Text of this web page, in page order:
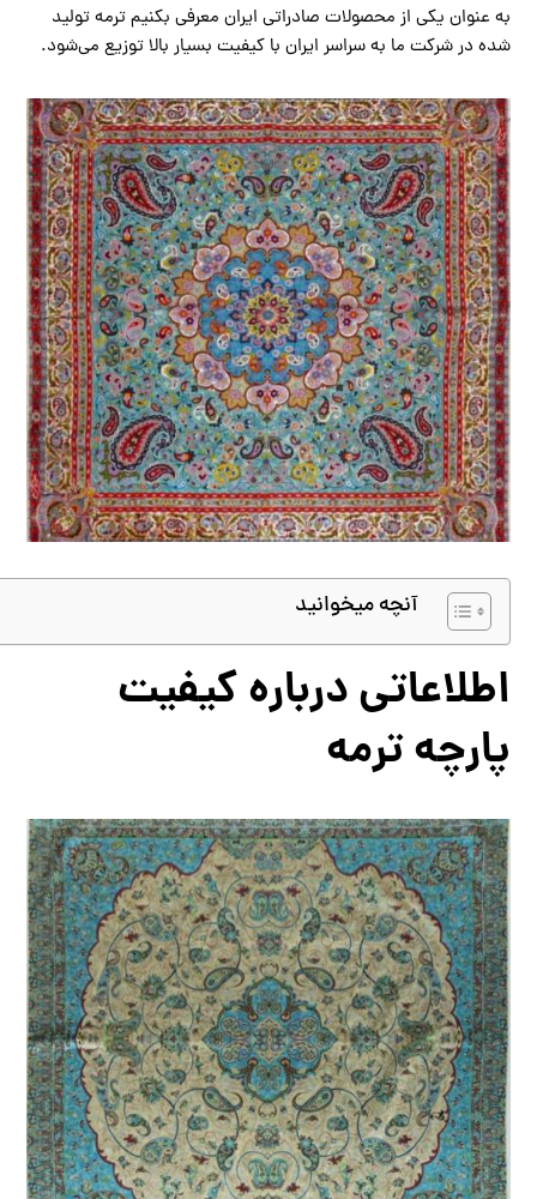
به عنوان یکی از محصولات صادراتی ایران معرفی بکنیم ترمه تولید
شده در شرکت ما به سراسر ایران با کیفیت بسیار بالا توزیع می‌شود.
آنچه میخوانید
اطلاعاتی درباره کیفیت
پارچه ترمه